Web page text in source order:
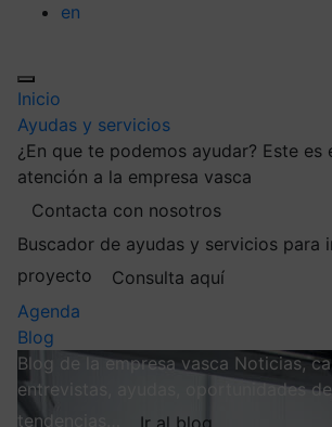
en
Inicio
Ayudas y servicios
¿En que te podemos ayudar? Este es
atención a la empresa vasca
Contacta con nosotros
Buscador de ayudas y servicios para
proyecto
Consulta aquí
Agenda
Blog
Blog de la empresa vasca Noticias,
entrevistas, ayudas, oportunidades
tendencias…
Ir al blog